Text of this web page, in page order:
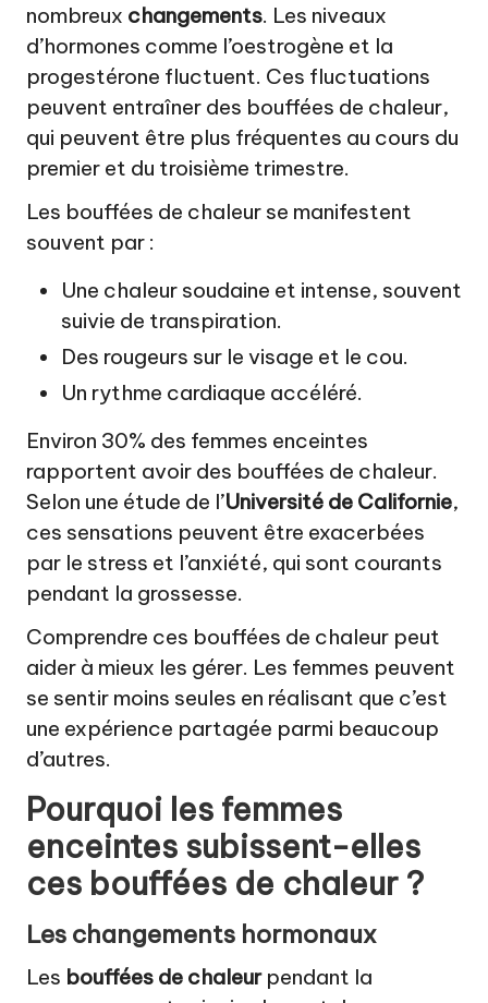
nombreux changements. Les niveaux
d’hormones comme l’oestrogène et la
progestérone fluctuent. Ces fluctuations
peuvent entraîner des bouffées de chaleur,
qui peuvent être plus fréquentes au cours du
premier et du troisième trimestre.
Les bouffées de chaleur se manifestent
souvent par :
Une chaleur soudaine et intense, souvent
suivie de transpiration.
Des rougeurs sur le visage et le cou.
Un rythme cardiaque accéléré.
Environ 30% des femmes enceintes
rapportent avoir des bouffées de chaleur.
Selon une étude de l’Université de Californie,
ces sensations peuvent être exacerbées
par le stress et l’anxiété, qui sont courants
pendant la grossesse.
Comprendre ces bouffées de chaleur peut
aider à mieux les gérer. Les femmes peuvent
se sentir moins seules en réalisant que c’est
une expérience partagée parmi beaucoup
d’autres.
Pourquoi les femmes
enceintes subissent-elles
ces bouffées de chaleur ?
Les changements hormonaux
Les bouffées de chaleurpendant la